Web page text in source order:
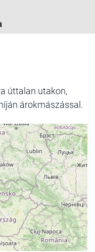
úttalan utakon,
árokmászással.